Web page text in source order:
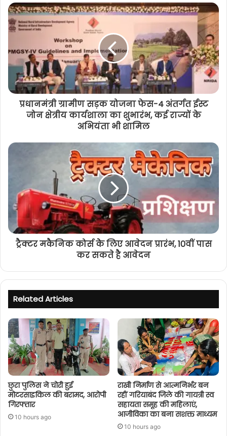
प्रधानमंत्री ग्रामीण सड़क योजना फेस-4 अंतर्गत ईस्ट
जोन क्षेत्रीय कार्यशाला का शुभारंभ, कई राज्यों के
अभियंता भी शामिल
ट्रैक्टर मकैनिक कोर्स केे लिए आवेदन प्रारंभ, 10वीं पास
कर सकते है आवेदन
Related Articles
छुरा पुलिस ने चोरी हुई
मोटरसाइकिल की बरामद, आरोपी
गिरफ्तार
10 hours ago
राखी निर्माण से आत्मनिर्भर बन
रहीं गरियाबंद जिले की गायत्री स्व
सहायता समूह की महिलाएं,
आजीविका का बना सशक्त माध्यम
10 hours ago